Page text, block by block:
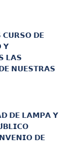
𝗗𝗘
𝗬
𝗟𝗔𝗦
𝗡𝗨𝗘𝗦𝗧𝗥𝗔𝗦
𝗗𝗘 𝗟𝗔𝗠𝗣𝗔 𝗬
𝗗𝗘